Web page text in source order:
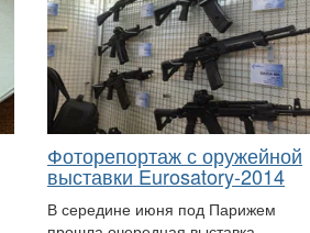
Фоторепортаж с оружейной
выставки Eurosatory-2014
В середине июня под Парижем